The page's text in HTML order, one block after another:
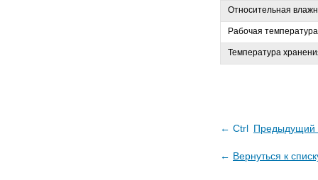
Относительная
Рабочая температура
Температура
← Ctrl Предыдущий
← Вернуться к